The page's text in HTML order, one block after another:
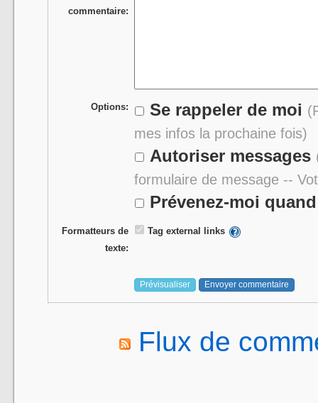
commentaire:
Options: Se rappeler de moi
mes infos la prochaine fois)
Autoriser messages
formulaire de message --
Prévenez-moi
Formatteurs de
texte:
Tag external links
Flux de